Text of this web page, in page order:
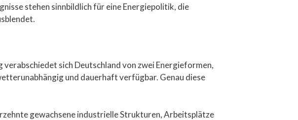
stehen sinnbildlich für eine Energiepolitik, die
sich Deutschland von zwei Energieformen,
und dauerhaft verfügbar. Genau diese
gewachsene industrielle Strukturen, Arbeitsplätze